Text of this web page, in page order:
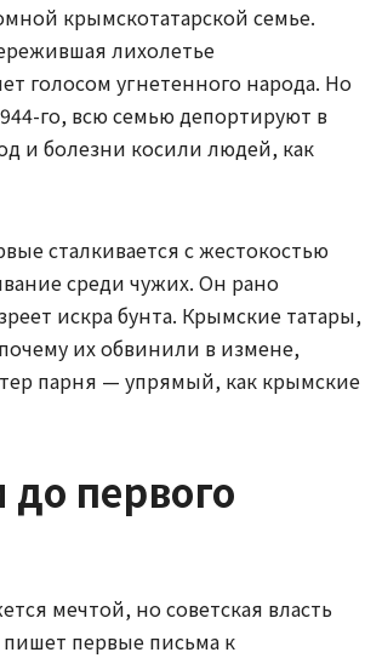
крымскотатарской семье.
лихолетье
голосом угнетенного народа. Но
го, всю семью депортируют в
и болезни косили людей, как
сталкивается с жестокостью
среди чужих. Он рано
искра бунта. Крымские татары,
их обвинили в измене,
парня — упрямый, как крымские
первого
мечтой, но советская власть
первые письма к